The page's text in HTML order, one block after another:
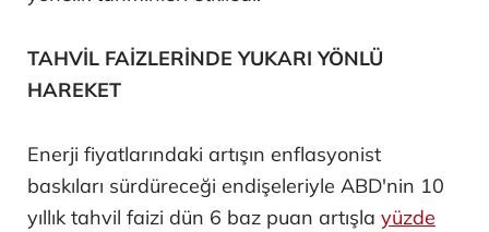
TAHVİL FAİZLERİNDE YUKARI YÖNLÜ
HAREKET
Enerji fiyatlarındaki artışın enflasyonist
baskıları sürdüreceği endişeleriyle ABD'nin 10
yıllık tahvil faizi dün 6 baz puan artışla yüzde